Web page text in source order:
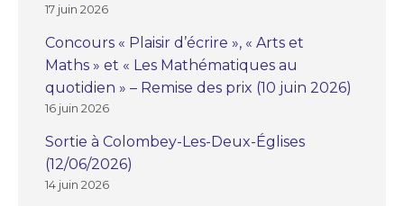
17 juin 2026
Concours « Plaisir d’écrire », « Arts et
Maths » et « Les Mathématiques au
quotidien » – Remise des prix (10 juin 2026)
16 juin 2026
Sortie à Colombey-Les-Deux-Églises
(12/06/2026)
14 juin 2026